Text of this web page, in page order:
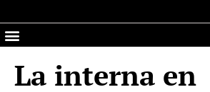
La interna en